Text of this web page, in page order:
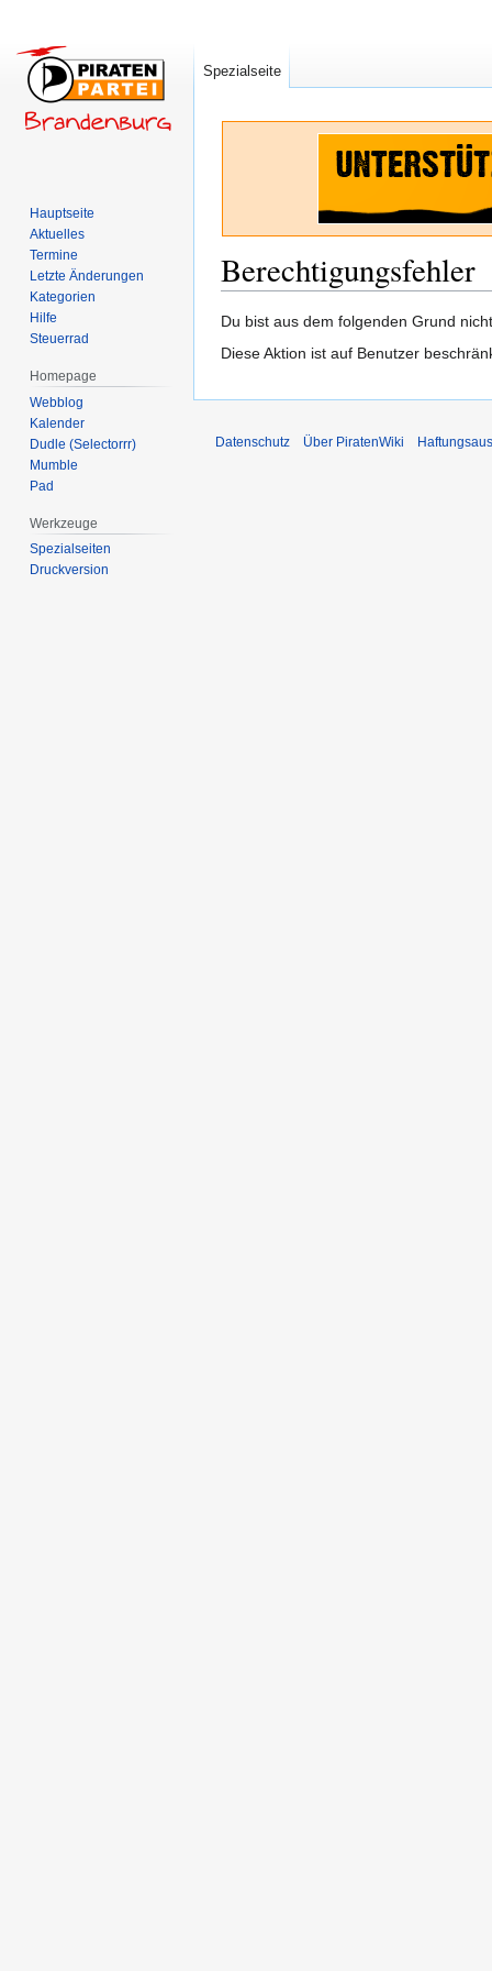
Berechtigungsfehler
Zur
Navigation
Zur
Suche
Du bist aus dem folgenden Grund
Diese Aktion ist auf Benutzer
Spezialseite
Hauptseite
Aktuelles
Termine
Letzte Änderungen
Kategorien
Hilfe
Steuerrad
Homepage
Webblog
Kalender
Dudle (Selectorrr)
Mumble
Pad
Werkzeuge
Spezialseiten
Druckversion
Datenschutz Über PiratenWiki